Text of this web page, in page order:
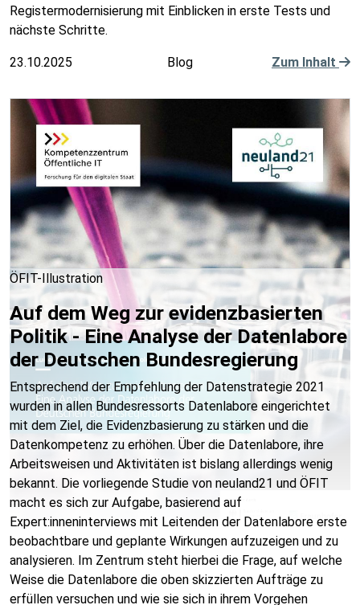
Registermodernisierung mit Einblicken in erste Tests und
nächste Schritte.
23.10.2025 Blog Zum Inhalt
ÖFIT-Illustration
Auf dem Weg zur evidenzbasierten
Politik - Eine Analyse der Datenlabore
der Deutschen Bundesregierung
Entsprechend der Empfehlung der Datenstrategie 2021
wurden in allen Bundesressorts Datenlabore eingerichtet
mit dem Ziel, die Evidenzbasierung zu stärken und die
Datenkompetenz zu erhöhen. Über die Datenlabore, ihre
Arbeitsweisen und Aktivitäten ist bislang allerdings wenig
bekannt. Die vorliegende Studie von neuland21 und ÖFIT
macht es sich zur Aufgabe, basierend auf
Expert:inneninterviews mit Leitenden der Datenlabore erste
beobachtbare und geplante Wirkungen aufzuzeigen und zu
analysieren. Im Zentrum steht hierbei die Frage, auf welche
Weise die Datenlabore die oben skizzierten Aufträge zu
erfüllen versuchen und wie sie sich in ihrem Vorgehen